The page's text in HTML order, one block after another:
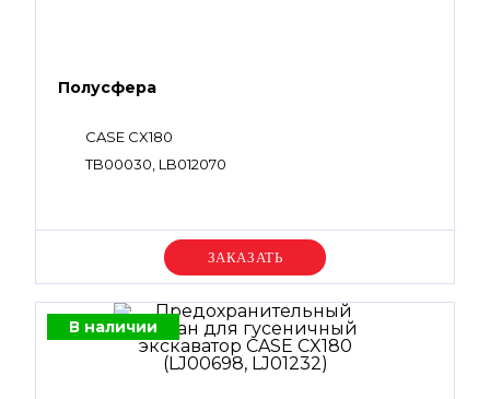
Полусфера
CASE CX180
TB00030, LB012070
Уточняйте цену
В наличии